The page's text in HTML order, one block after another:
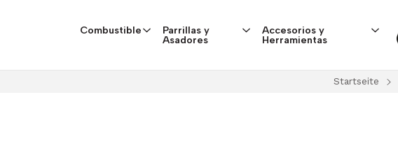
Combustible Parrillas y
Asadores
Accesorios y
Herramientas
Startseite